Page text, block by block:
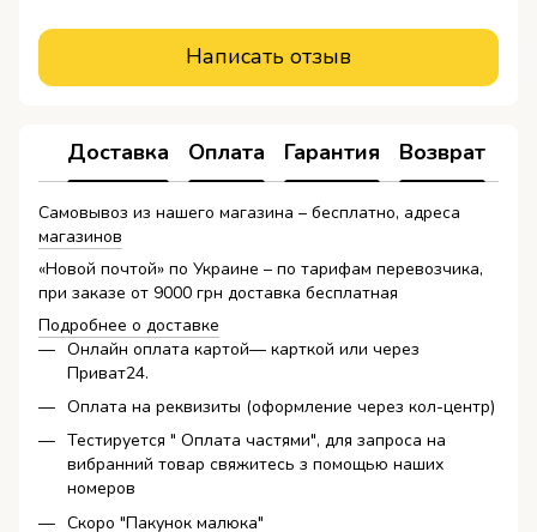
Написать отзыв
Доставка Оплата Гарантия Возврат
Самовывоз из нашего магазина – бесплатно, адреса
магазинов
«Новой почтой» по Украине – по тарифам перевозчика,
при заказе от 9000 грн доставка бесплатная
Подробнее о доставке
Онлайн оплата картой— карткой или через
Приват24.
Оплата на реквизиты (оформление через кол-центр)
Тестируется " Оплата частями", для запроса на
вибранний товар свяжитесь з помощью наших
номеров
Скоро "Пакунок малюка"